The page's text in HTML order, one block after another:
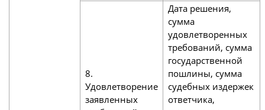
8.
Удовлетворение
заявленных
Дата решения,
сумма
удовлетворенных
требований, сумма
государственной
пошлины, сумма
судебных издержек
ответчика,